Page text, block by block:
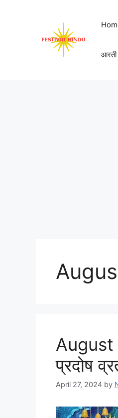
प्रदोष
April 27, 2024 by